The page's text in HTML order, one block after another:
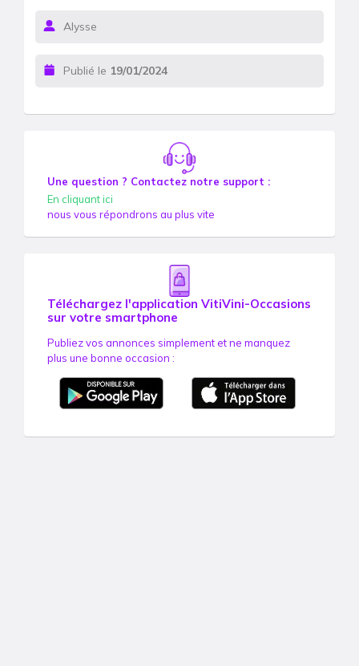
Alysse
Publié le 19/01/2024
Une question ? Contactez notre support :
En cliquant ici
nous vous répondrons au plus vite
Téléchargez l'application VitiVini-Occasions
sur votre smartphone
Publiez vos annonces simplement et ne manquez
plus une bonne occasion :